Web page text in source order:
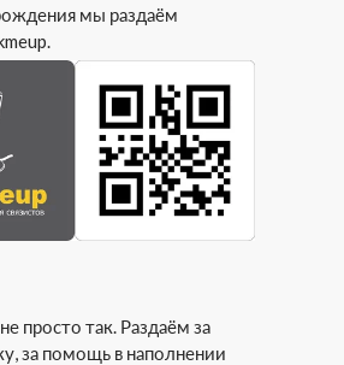
мы раздаём
просто так. Раздаём за
за помощь в наполнении